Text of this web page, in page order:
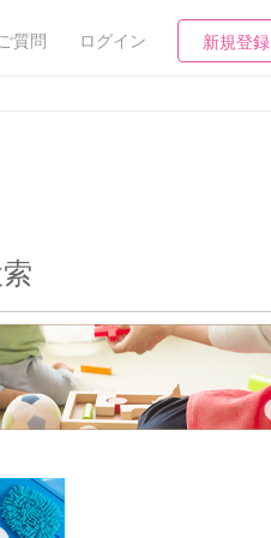
質問 ログイン 新規登録